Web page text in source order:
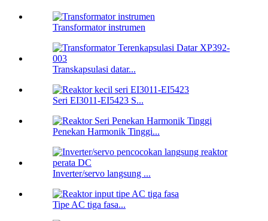
Transformator instrumen
Transkapsulasi datar...
Seri EI3011-EI5423 S...
Penekan Harmonik Tinggi...
Inverter/servo langsung ...
Tipe AC tiga fasa...